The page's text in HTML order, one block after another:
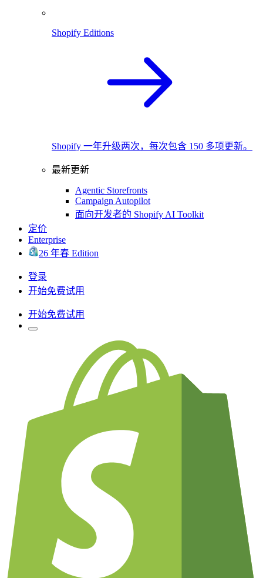
Shopify Editions
Shopify 一年升级两次，每次包含 150 多项更新。
最新更新
Agentic Storefronts
Campaign Autopilot
面向开发者的 Shopify AI Toolkit
定价
Enterprise
26 年春 Edition
登录
开始免费试用
开始免费试用